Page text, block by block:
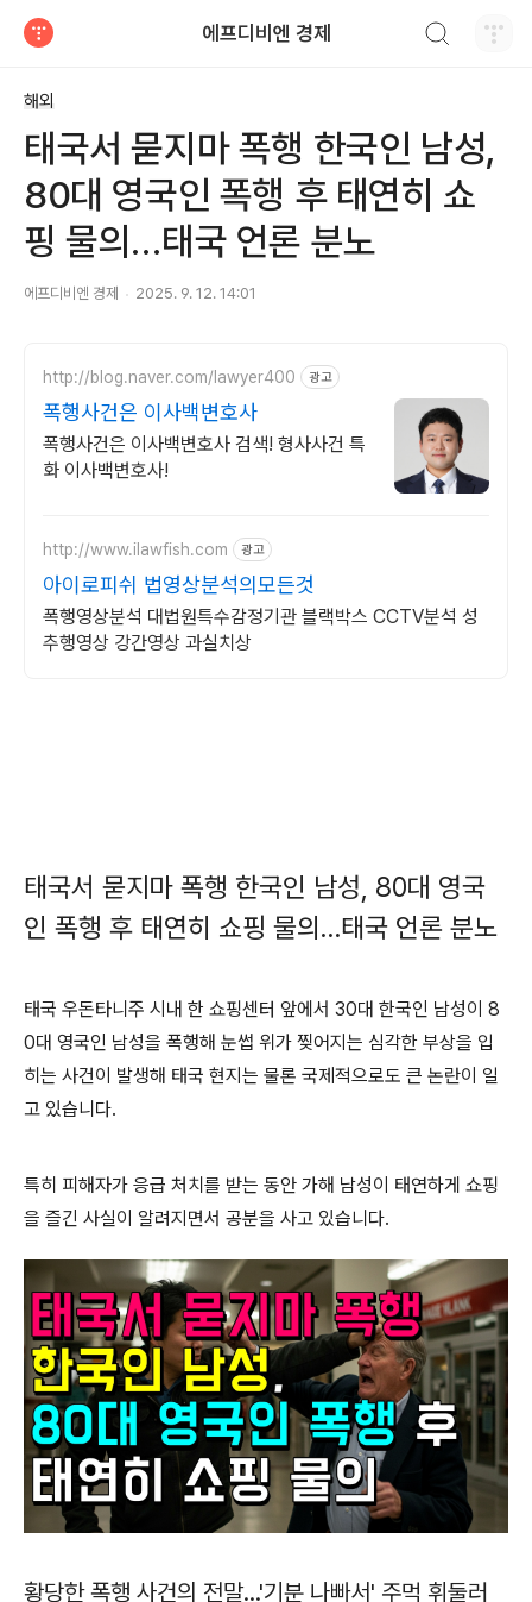
에프디비엔 경제
해외
태국서 묻지마 폭행 한국인 남성,
80대 영국인 폭행 후 태연히 쇼
핑 물의…태국 언론 분노
에프디비엔 경제 2025. 9. 12. 14:01
http://blog.naver.com/lawyer400 광고
폭행사건은 이사백변호사
폭행사건은 이사백변호사 검색! 형사사건 특
화 이사백변호사!
http://www.ilawfish.com 광고
아이로피쉬 법영상분석의모든것
폭행영상분석 대법원특수감정기관 블랙박스 CCTV분석 성
추행영상 강간영상 과실치상
태국서 묻지마 폭행 한국인 남성, 80대 영국
인 폭행 후 태연히 쇼핑 물의…태국 언론 분노
태국 우돈타니주 시내 한 쇼핑센터 앞에서 30대 한국인 남성이 8
0대 영국인 남성을 폭행해 눈썹 위가 찢어지는 심각한 부상을 입
히는 사건이 발생해 태국 현지는 물론 국제적으로도 큰 논란이 일
고 있습니다.
특히 피해자가 응급 처치를 받는 동안 가해 남성이 태연하게 쇼핑
을 즐긴 사실이 알려지면서 공분을 사고 있습니다.
황당한 폭행 사건의 전말…'기분 나빠서' 주먹 휘둘러